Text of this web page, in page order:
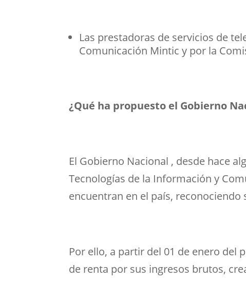
Las prestadoras de servicios de
Comunicación Mintic y por la
¿Qué ha propuesto el Gobierno
El Gobierno Nacional , desde hace
Tecnologías de la Información y
encuentran en el país,
Por ello, a partir del 01 de enero del
de renta por sus ingresos brutos,